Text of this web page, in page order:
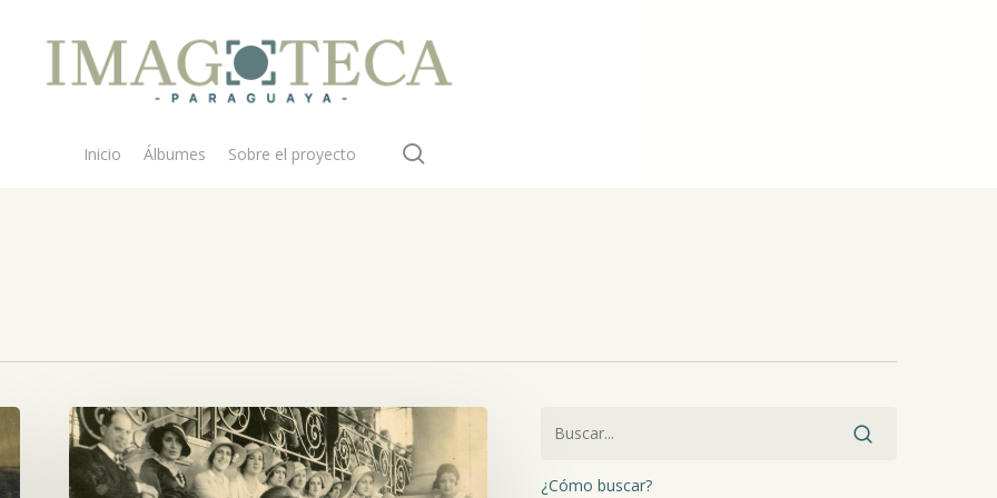
Inicio Álbumes Sobre el proyecto
En
una
carrera
¿Cómo buscar?